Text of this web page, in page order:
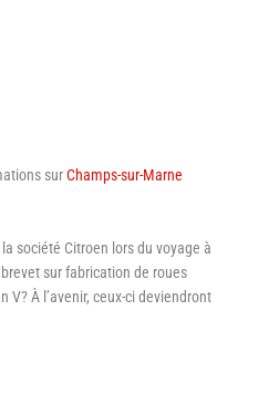
surChamps-sur-Marne
société Citroen lors du voyage à
sur fabrication de roues
V? À l’avenir, ceux-ci deviendront